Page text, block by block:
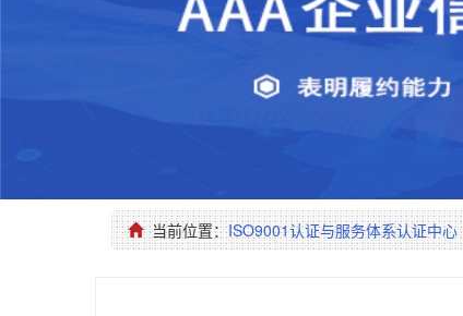
当前位置：ISO9001认证与服务体系认证中心